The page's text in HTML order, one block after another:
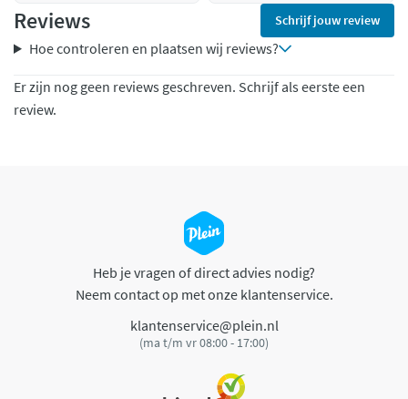
Reviews Schrijf jouw review
Hoe controleren en plaatsen wij reviews?
Er zijn nog geen reviews geschreven. Schrijf als eerste een
review.
Heb je vragen of direct advies nodig?
Neem contact op met onze klantenservice.
klantenservice@plein.nl
(ma t/m vr 08:00 - 17:00)